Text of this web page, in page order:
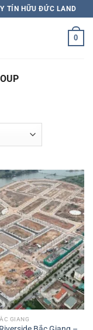
TÍN HỮU ĐỨC LAND
0
GIANG